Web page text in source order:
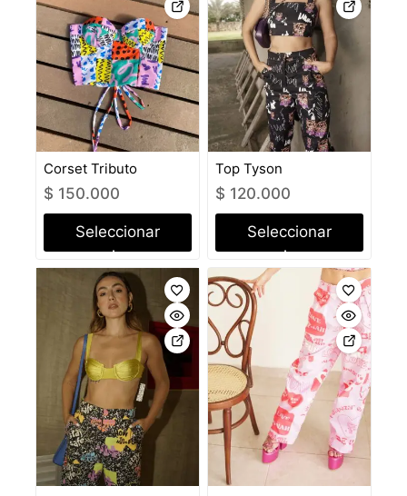
Corset Tributo
$ 150.000
Seleccionar
opciones
Top Tyson
$ 120.000
Seleccionar
opciones